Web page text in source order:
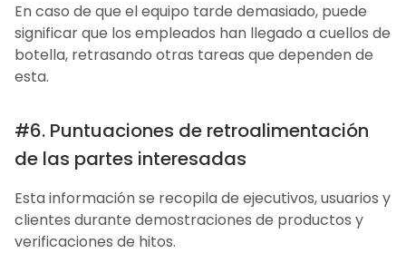
En caso de que el equipo tarde demasiado, puede
significar que los empleados han llegado a cuellos de
botella, retrasando otras tareas que dependen de
esta.
#6. Puntuaciones de retroalimentación
de las partes interesadas
Esta información se recopila de ejecutivos, usuarios y
clientes durante demostraciones de productos y
verificaciones de hitos.